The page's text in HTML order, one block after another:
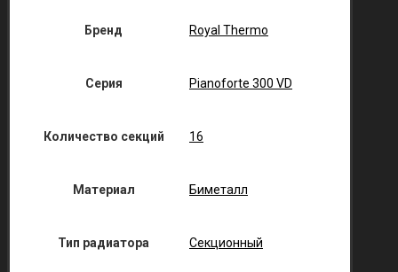
Бренд Royal Thermo
Серия Pianoforte 300 VD
Количество секций 16
Материал Биметалл
Тип радиатора Секционный